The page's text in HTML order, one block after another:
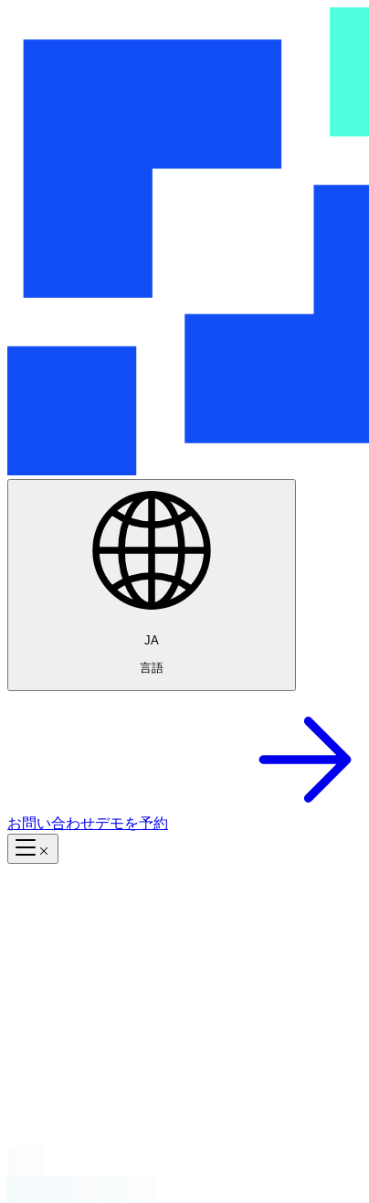
JA
言語
お問い合わせデモを予約